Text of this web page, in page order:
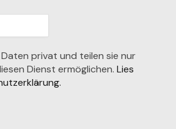
privat und teilen sie nur
Dienst ermöglichen. Lies